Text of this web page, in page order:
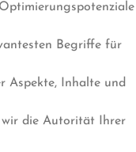
Begriffe für
Aspekte, Inhalte und
wir die Autorität Ihrer